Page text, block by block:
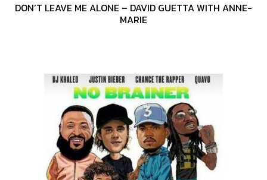
DON’T LEAVE ME ALONE – DAVID GUETTA WITH ANNE-
MARIE